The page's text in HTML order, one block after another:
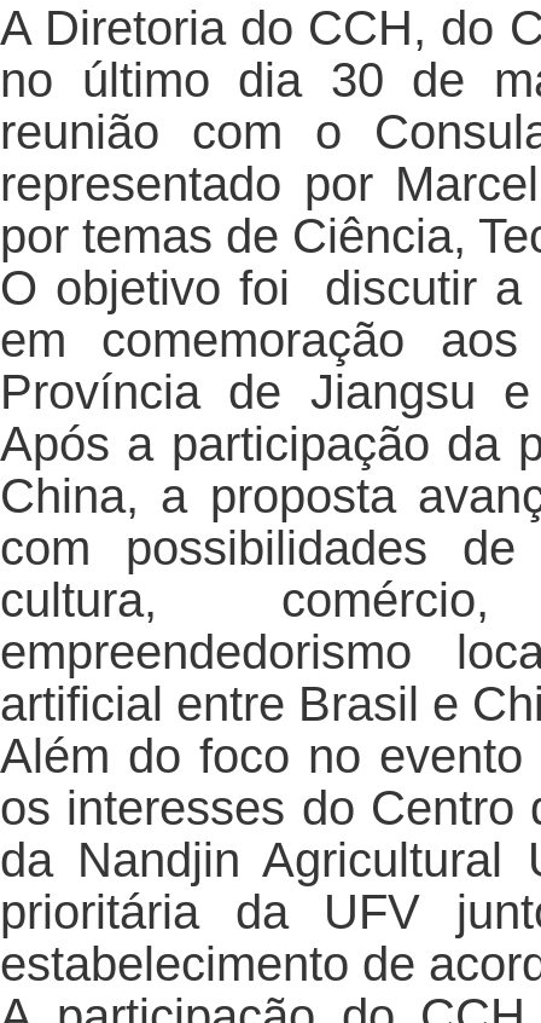
A Diretoria do CCH, do
no último dia 30 de
reunião com o
representado por
por temas de Ciência,
O objetivo foi discutir a
em comemoração
Província de Jiangsu
Após a participação da
China, a proposta
com possibilidades
cultura,
empreendedorismo
artificial entre Brasil e
Além do foco no evento
os interesses do Centro
da Nandjin Agricultural
prioritária da UFV
estabelecimento de